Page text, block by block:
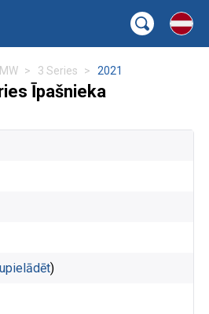
3 Series 2021
Īpašnieka
)